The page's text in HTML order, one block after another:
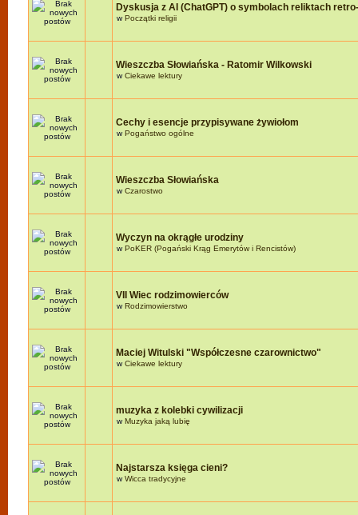
Dyskusja z AI (ChatGPT) o symbolach reliktach
wPoczątki religii
Wieszczba Słowiańska - Ratomir Wilkowski
wCiekawe lektury
Cechy i esencje przypisywane żywiołom
wPogaństwo ogólne
Wieszczba Słowiańska
wCzarostwo
Wyczyn na okrągłe urodziny
wPoKER (Pogański Krąg Emerytów i Rencistów)
VII Wiec rodzimowierców
wRodzimowierstwo
Maciej Witulski "Współczesne czarownictwo"
wCiekawe lektury
muzyka z kolebki cywilizacji
wMuzyka jaką lubię
Najstarsza księga cieni?
wWicca tradycyjne